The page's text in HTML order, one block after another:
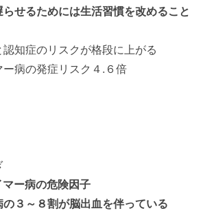
せるためには生活習慣を改めること
知症のリスクが格段に上がる
の発症リスク４.６倍
ー病の危険因子
３～８割が脳出血を伴っている